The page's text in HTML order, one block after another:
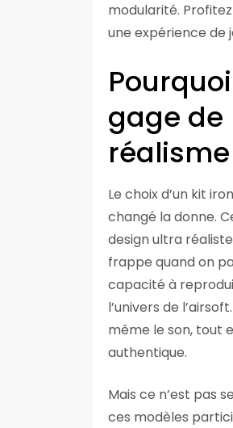
modularité.
une expérience de
gage
réalisme
Le choix d’un kit
changé la donne.
design ultra
frappe quand on
capacité à
l’univers de
même le son, tout
authentique.
Mais ce n’est pas
ces modèles